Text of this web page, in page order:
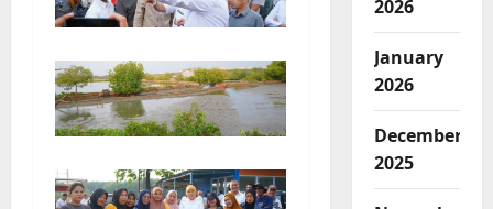
2026
January
2026
December
2025